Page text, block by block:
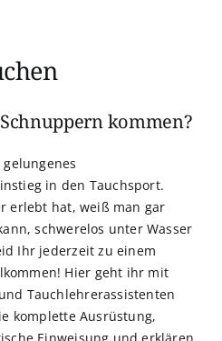
kommen?
in den Tauchsport.
erlebt hat, weiß man gar
schwerelos unter Wasser
Ihr jederzeit zu einem
Hier geht ihr mit
Tauchlehrerassistenten
komplette Ausrüstung,